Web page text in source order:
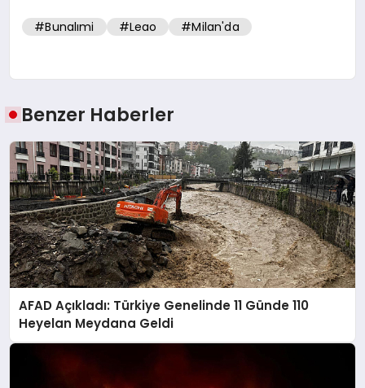
#Bunalımi #Leao #Milan'da
Benzer Haberler
AFAD Açıkladı: Türkiye Genelinde 11 Günde 110
Heyelan Meydana Geldi